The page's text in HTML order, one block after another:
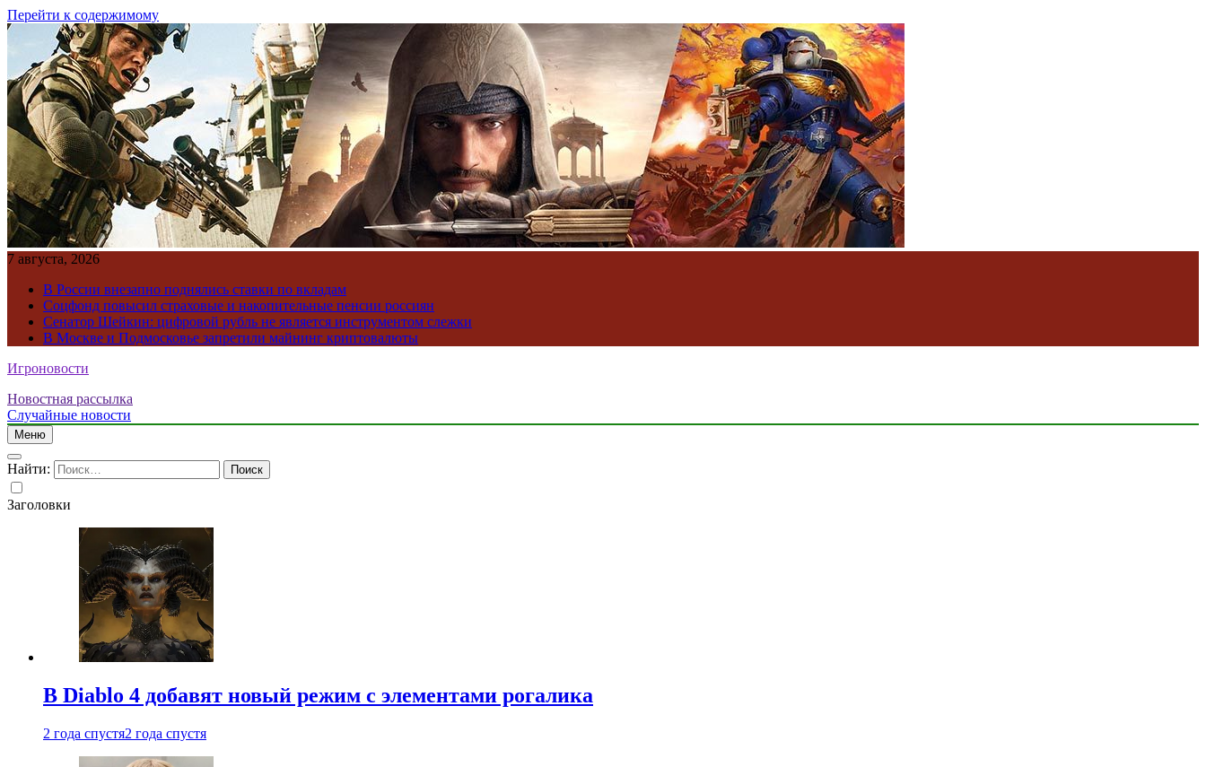
Перейти к содержимому
7 августа, 2026
В России внезапно поднялись ставки по вкладам
Соцфонд повысил страховые и накопительные пенсии россиян
Сенатор Шейкин: цифровой рубль не является инструментом слежки
В Москве и Подмосковье запретили майнинг криптовалюты
Игроновости
Новостная рассылка
Случайные новости
Меню
Найти:
Заголовки
В Diablo 4 добавят новый режим с элементами рогалика
2 года спустя2 года спустя